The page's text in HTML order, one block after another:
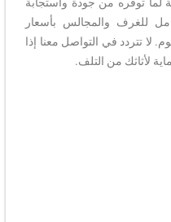
للغرف والمجالس بأسعار
لا تتردد في التواصل معنا إذا
لأثاثك من التلف.